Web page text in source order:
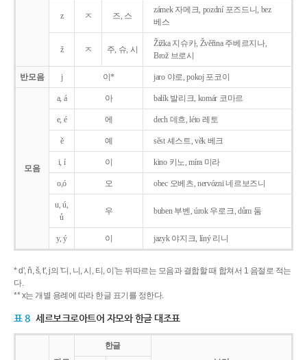
z ㅈ 즈, 스
zámek 자메크, pozdní 포즈드니, bez
베스
ž ㅈ 주, 슈, 시
Žižka 지슈카, Žvěřina 주베르지나,
Brož 브로시
반모음 j 이* jaro 야로, pokoj 포코이
모음
a, á 아 balík 발리크, komár 코마르
e, é 에 dech 데흐, léto 레토
ě 예 sěst 셰스트, věk 베크
i, í 이 kino 키노, míra 미라
o,ó 오 obec 오베츠, nervózni 네르보즈니
u, ú,
ů
우 buben 부벤, úrok 우로크, dům 둠
y, ý 이 jazyk야지크, líný 리니
* d', ň, š, t', j의 '디, 니, 시, 티, 이'는 뒤따르는 모음과 결합할 때 합쳐서 1 음절로 적는
다.
** x는 개별 용례에 따라 한글 표기를 정한다.
표 8 세르보크로아트어 자모와 한글 대조표
한글